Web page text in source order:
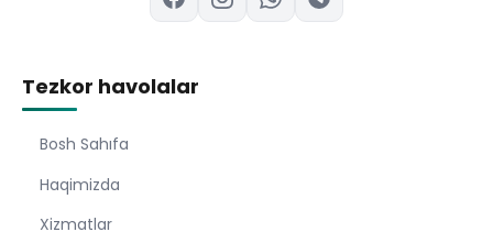
Tezkor havolalar
Bosh Sahıfa
Haqimizda
Xizmatlar